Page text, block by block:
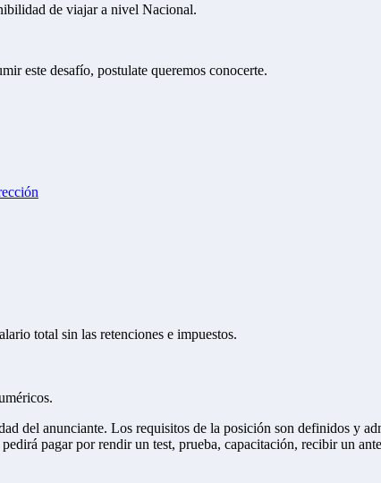
de viajar a nivel Nacional.
este desafío, postulate queremos conocerte.
total sin las retenciones e impuestos.
del anunciante. Los requisitos de la posición son definidos y
pagar por rendir un test, prueba, capacitación, recibir un